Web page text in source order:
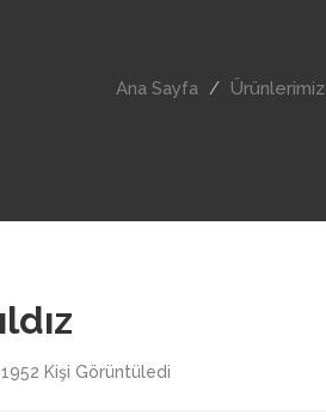
Ana Sayfa Ürünlerimiz
Kişi Görüntüledi